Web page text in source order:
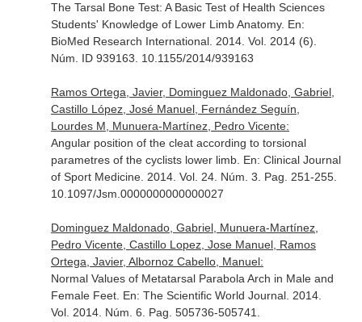
The Tarsal Bone Test: A Basic Test of Health Sciences
Students' Knowledge of Lower Limb Anatomy. En:
BioMed Research International. 2014. Vol. 2014 (6).
Núm. ID 939163. 10.1155/2014/939163
Ramos Ortega, Javier, Dominguez Maldonado, Gabriel,
Castillo López, José Manuel, Fernández Seguín,
Lourdes M, Munuera-Martínez, Pedro Vicente:
Angular position of the cleat according to torsional
parametres of the cyclists lower limb. En: Clinical Journal
of Sport Medicine. 2014. Vol. 24. Núm. 3. Pag. 251-255.
10.1097/Jsm.0000000000000027
Dominguez Maldonado, Gabriel, Munuera-Martínez,
Pedro Vicente, Castillo Lopez, Jose Manuel, Ramos
Ortega, Javier, Albornoz Cabello, Manuel:
Normal Values of Metatarsal Parabola Arch in Male and
Female Feet. En: The Scientific World Journal. 2014.
Vol. 2014. Núm. 6. Pag. 505736-505741.